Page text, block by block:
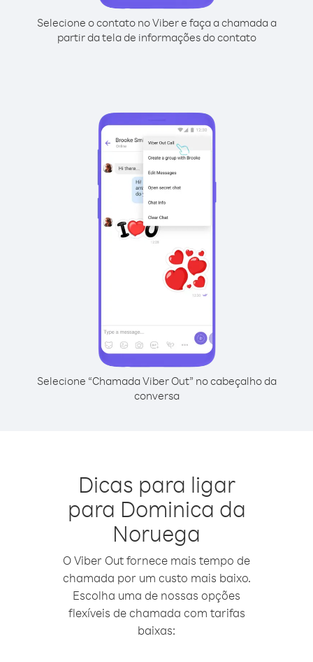
Selecione o contato no Viber e faça a chamada a
partir da tela de informações do contato
Selecione “Chamada Viber Out” no cabeçalho da
conversa
Dicas para ligar
para Dominica da
Noruega
O Viber Out fornece mais tempo de
chamada por um custo mais baixo.
Escolha uma de nossas opções
flexíveis de chamada com tarifas
baixas: